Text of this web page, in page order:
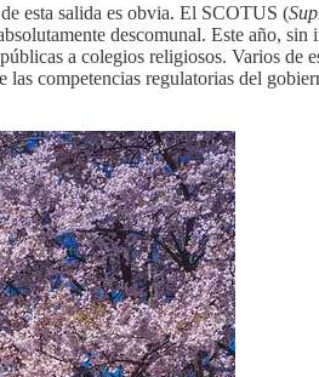
esta salida es obvia. El SCOTUS (
descomunal. Este año,
a colegios religiosos. Varios de
competencias regulatorias del